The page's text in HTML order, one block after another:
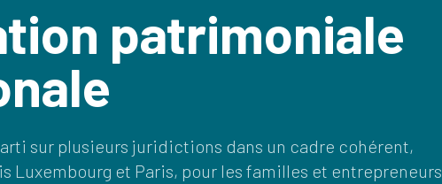
patrimoniale
sur plusieurs juridictions dans un cadre cohérent,
Luxembourg et Paris, pour les familles et entrepreneurs